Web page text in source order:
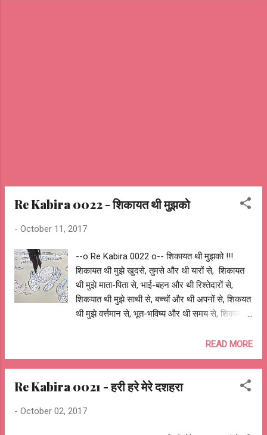
Re Kabira 0022 - शिकायत थी मुझको
- October 11, 2017
--o Re Kabira 0022 o-- शिकायत थी मुझको !!!
शिकायत थी मुझे खुदसे, तुमसे और थी यारों से, शिकायत
थी मुझे माता-पिता से, भाई-बहन और थी रिश्तेदारों से,
शिकयात थी मुझे साथी से, बच्चों और थी अपनों से, शिकयत
थी मुझे वर्त्तमान से, भूत-भविष्य और थी समय से, शिकायत
हँस पड़ा रे कबीरा, मुस्कुराया और बोला, मूरख ! शिकायत
करते हैं वो, पास है जिनके सब कुछ और सभी, शिकायत का
मौका मिलता है उनको, जिनको पता नहीं कीमत शिकायत की
| | आशुतोष झुड़ेले Ashutosh Jhureley It's a
Kabira 0022 o--
READ MORE
Re Kabira 0021 - हरी हरे मेरे दशहरा
- October 02, 2017